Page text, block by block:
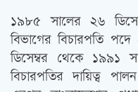
১৯৮৫ সালের ২৬
বিভাগের বিচারপতি
ডিসেম্বর থেকে ১৯৯১
বিচারপতির দায়িত্ব